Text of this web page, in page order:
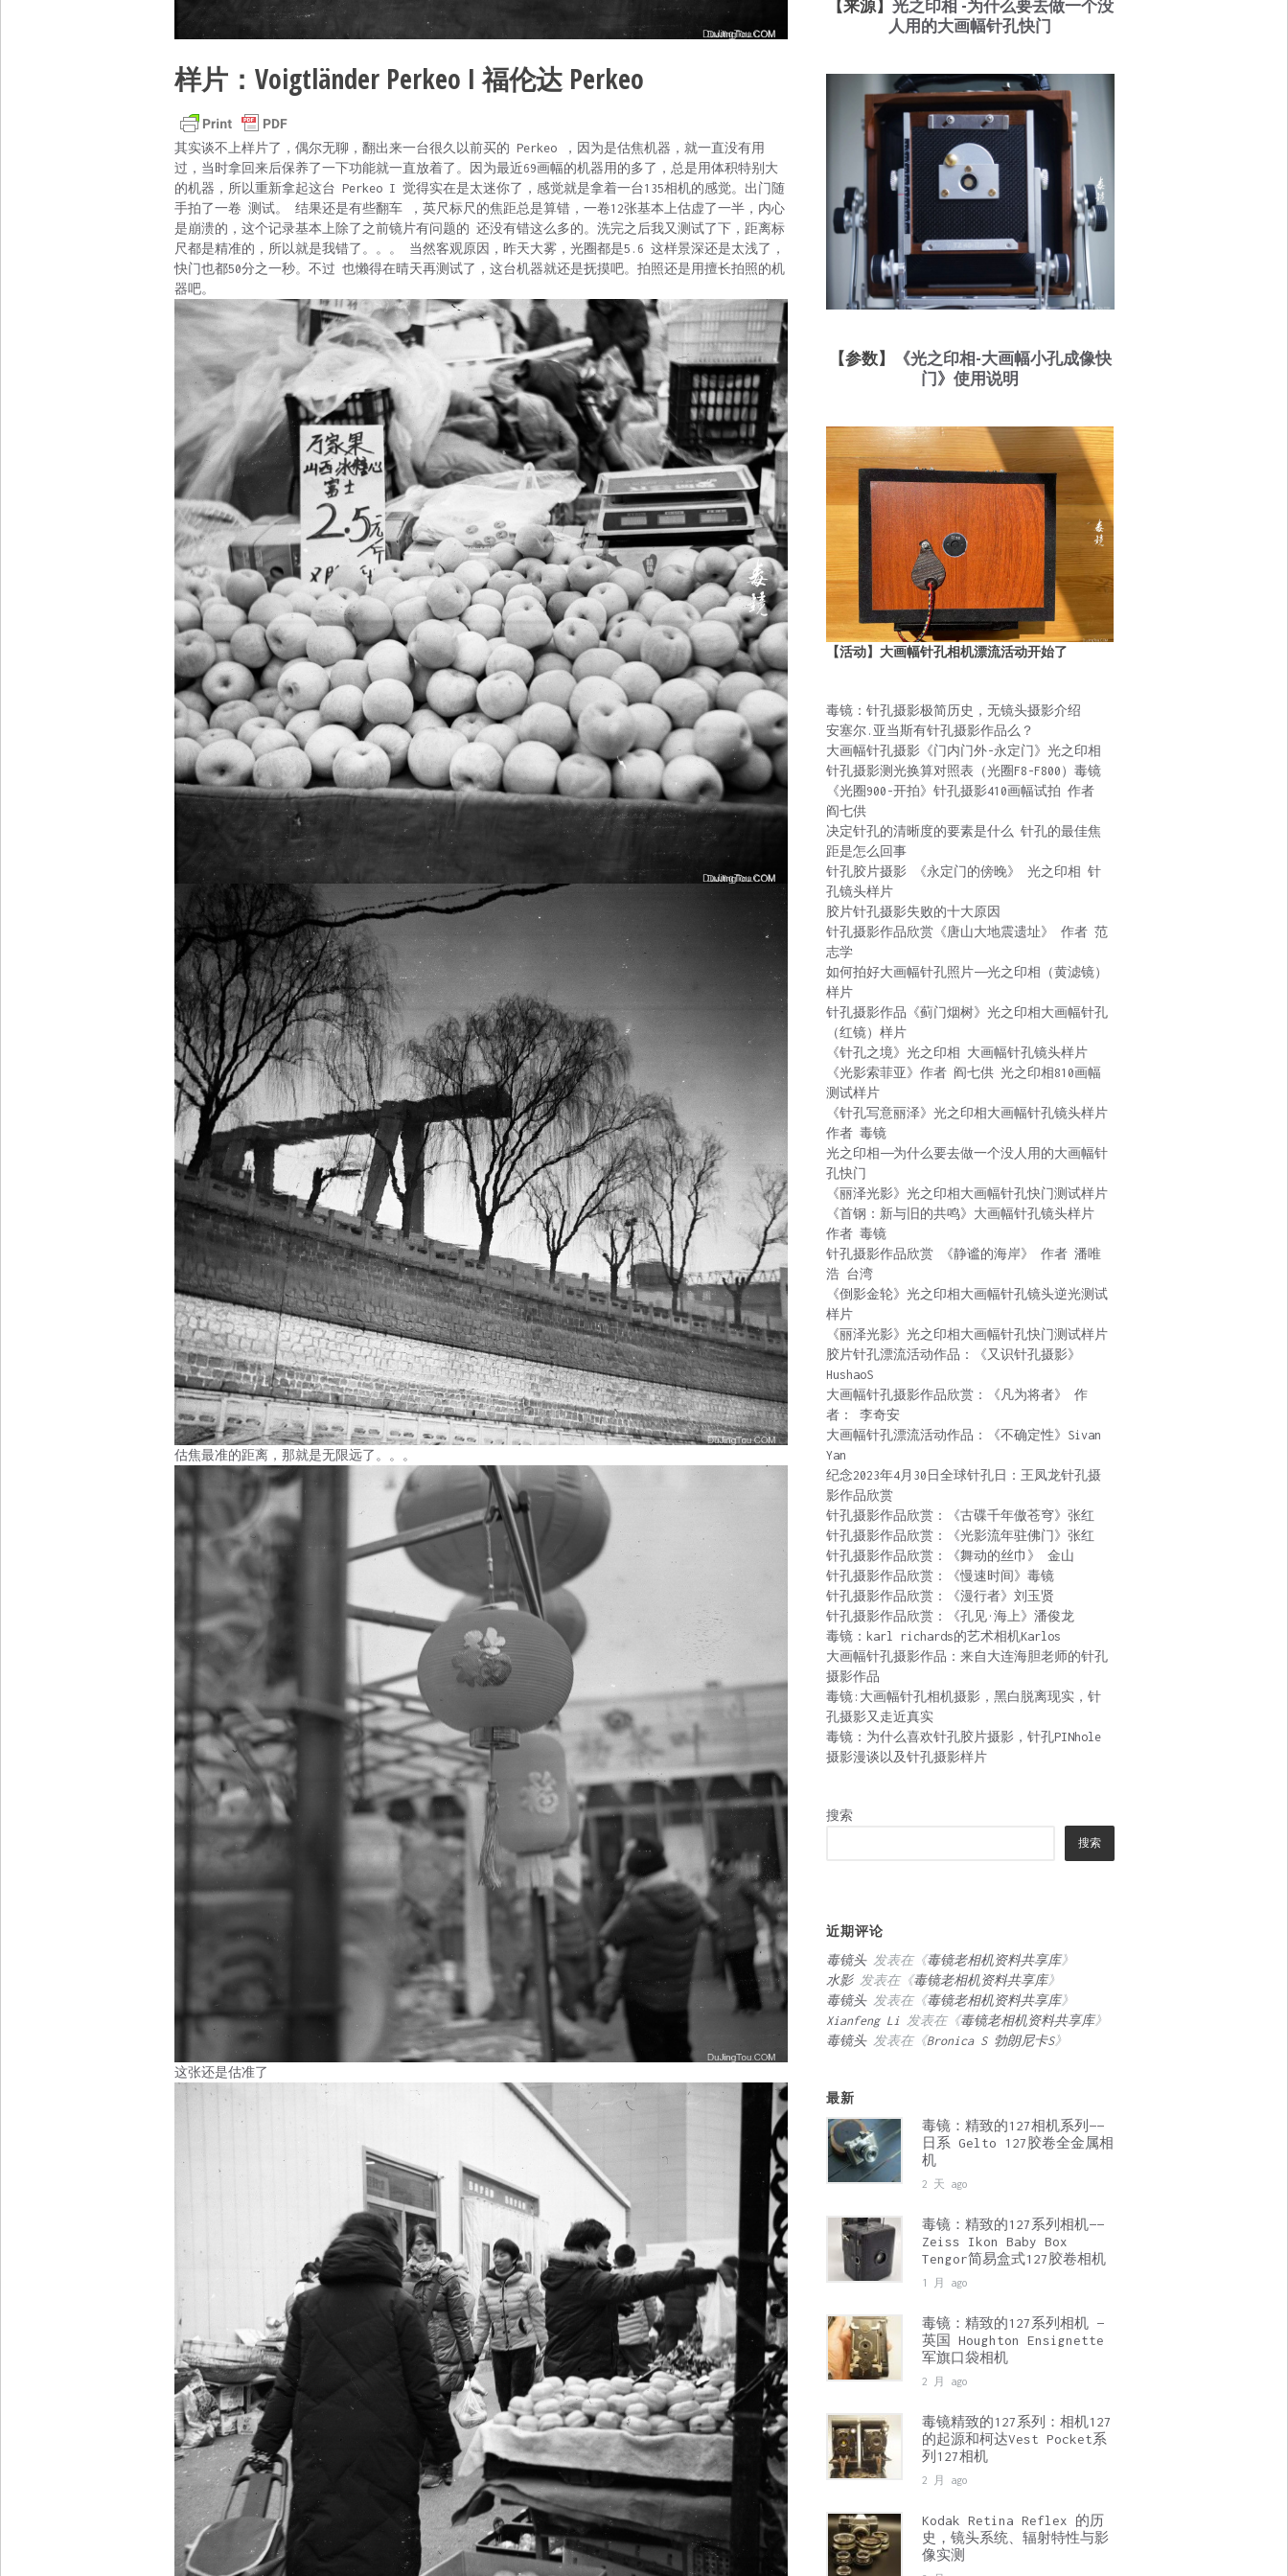
样片：Voigtländer Perkeo I 福伦达 Perkeo
其实谈不上样片了，偶尔无聊，翻出来一台很久以前买的 Perkeo ，因为是估焦机器，就一直没有用
过，当时拿回来后保养了一下功能就一直放着了。因为最近69画幅的机器用的多了，总是用体积特别大
的机器，所以重新拿起这台 Perkeo I 觉得实在是太迷你了，感觉就是拿着一台135相机的感觉。出门随
手拍了一卷 测试。 结果还是有些翻车 ，英尺标尺的焦距总是算错，一卷12张基本上估虚了一半，内心
是崩溃的，这个记录基本上除了之前镜片有问题的 还没有错这么多的。洗完之后我又测试了下，距离标
尺都是精准的，所以就是我错了。。。 当然客观原因，昨天大雾，光圈都是5.6 这样景深还是太浅了，
快门也都50分之一秒。不过 也懒得在晴天再测试了，这台机器就还是抚摸吧。拍照还是用擅长拍照的机
器吧。
估焦最准的距离，那就是无限远了。。。
这张还是估准了
【来源】 光之印相 -为什么要去做一个没
人用的大画幅针孔快门
【参数】
《光之印相-大画幅小孔成像快
门》使用说明
【活动】大画幅针孔相机漂流活动开始了
毒镜：针孔摄影极简历史，无镜头摄影介绍
安塞尔.亚当斯有针孔摄影作品么？
大画幅针孔摄影《门内门外-永定门》光之印相
针孔摄影测光换算对照表（光圈F8-F800）毒镜
《光圈900-开拍》针孔摄影410画幅试拍 作者
阎七供
决定针孔的清晰度的要素是什么 针孔的最佳焦
距是怎么回事
针孔胶片摄影 《永定门的傍晚》 光之印相 针
孔镜头样片
胶片针孔摄影失败的十大原因
针孔摄影作品欣赏《唐山大地震遗址》 作者 范
志学
如何拍好大画幅针孔照片——光之印相（黄滤镜）
样片
针孔摄影作品《蓟门烟树》光之印相大画幅针孔
（红镜）样片
《针孔之境》光之印相 大画幅针孔镜头样片
《光影索菲亚》作者 阎七供 光之印相810画幅
测试样片
《针孔写意丽泽》光之印相大画幅针孔镜头样片
作者 毒镜
光之印相——为什么要去做一个没人用的大画幅针
孔快门
《丽泽光影》光之印相大画幅针孔快门测试样片
《首钢：新与旧的共鸣》大画幅针孔镜头样片
作者 毒镜
针孔摄影作品欣赏 《静谧的海岸》 作者 潘唯
浩 台湾
《倒影金轮》光之印相大画幅针孔镜头逆光测试
样片
《丽泽光影》光之印相大画幅针孔快门测试样片
胶片针孔漂流活动作品：《又识针孔摄影》
HushaoS
大画幅针孔摄影作品欣赏：《凡为将者》 作
者： 李奇安
大画幅针孔漂流活动作品：《不确定性》Sivan
Yan
纪念2023年4月30日全球针孔日：王凤龙针孔摄
影作品欣赏
针孔摄影作品欣赏：《古碟千年傲苍穹》张红
针孔摄影作品欣赏：《光影流年驻佛门》张红
针孔摄影作品欣赏：《舞动的丝巾》 金山
针孔摄影作品欣赏：《慢速时间》毒镜
针孔摄影作品欣赏：《漫行者》刘玉贤
针孔摄影作品欣赏：《孔见·海上》潘俊龙
毒镜：karl richards的艺术相机Karlos
大画幅针孔摄影作品：来自大连海胆老师的针孔
摄影作品
毒镜:大画幅针孔相机摄影，黑白脱离现实，针
孔摄影又走近真实
毒镜：为什么喜欢针孔胶片摄影，针孔PINhole
摄影漫谈以及针孔摄影样片
搜索
搜索
近期评论
毒镜头发表在《毒镜老相机资料共享库》
水影发表在《毒镜老相机资料共享库》
毒镜头发表在《毒镜老相机资料共享库》
Xianfeng Li 发表在《毒镜老相机资料共享库》
毒镜头发表在《Bronica S 勃朗尼卡S》
最新
毒镜：精致的127相机系列——
日系 Gelto 127胶卷全金属相
机
2 天 ago
毒镜：精致的127系列相机——
Zeiss Ikon Baby Box
Tengor简易盒式127胶卷相机
1 月 ago
毒镜：精致的127系列相机 —
英国 Houghton Ensignette
军旗口袋相机
2 月 ago
毒镜精致的127系列：相机127
的起源和柯达Vest Pocket系
列127相机
2 月 ago
Kodak Retina Reflex 的历
史，镜头系统、辐射特性与影
像实测